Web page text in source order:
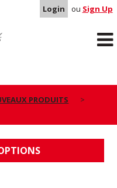
Login ou Sign Up
PRODUITS